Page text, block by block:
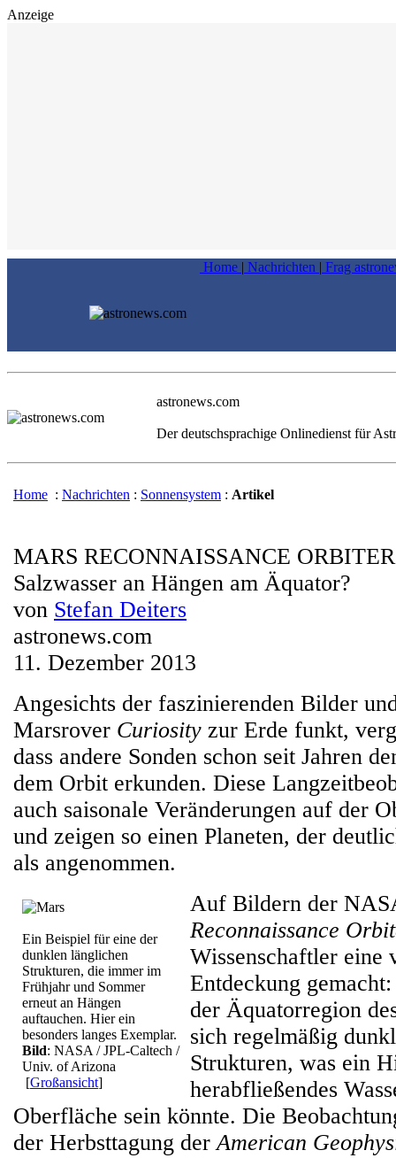
Anzeige
Home | Nachrichten | Frag
astronews.com
Der deutschsprachige Onlinedienst für
Home : Nachrichten : Sonnensystem : Artikel
MARS RECONNAISSANCE ORBITER
Salzwasser an Hängen am Äquator?
von Stefan Deiters
astronews.com
11. Dezember 2013
Angesichts der faszinierenden Bilder
Marsrover Curiosity zur Erde funkt,
dass andere Sonden schon seit Jahren
dem Orbit erkunden. Diese
auch saisonale Veränderungen auf der
und zeigen so einen Planeten, der
als angenommen.
Ein Beispiel für eine der
dunklen länglichen
Strukturen, die immer im
Frühjahr und Sommer
erneut an Hängen
auftauchen. Hier ein
besonders langes Exemplar.
Bild: NASA / JPL-Caltech /
Univ. of Arizona
[Großansicht]
Auf Bildern der
Reconnaissance
Wissenschaftler eine
Entdeckung
der Äquatorregion
sich regelmäßig
Strukturen, was ein
herabfließendes
Oberfläche sein könnte. Die
der Herbsttagung derAmerican